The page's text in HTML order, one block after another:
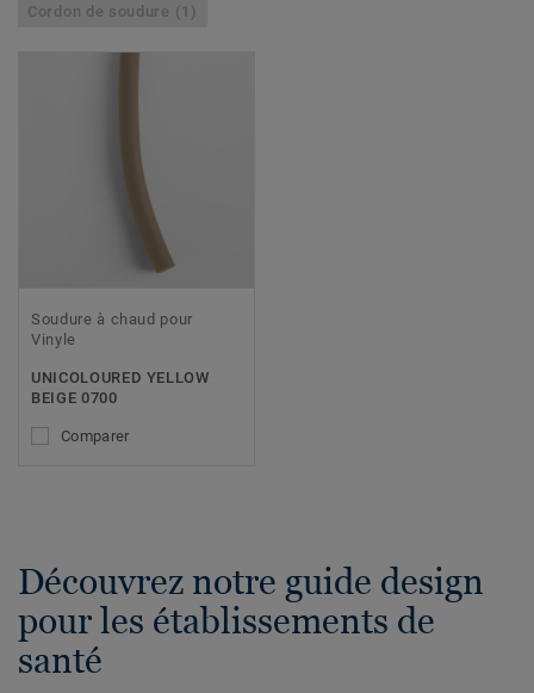
Cordon de soudure (1)
Soudure à chaud pour
Vinyle
UNICOLOURED YELLOW
BEIGE 0700
Comparer
Découvrez notre guide design
pour les établissements de
santé